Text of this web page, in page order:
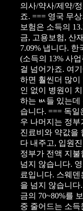
의사/약사/제약/
죠. === 영국 무
보험은 소득의
금, 고용보험, 산
7.09% 냅니다. 한
(소득의 13% 사
걸 넘어가죠. 여
하면 훨씬더 많이
인 없이 병원이
하는 ㅄ들 있는데
습니다. === 독일
우 나머지는 정부
진료비와 약값을
다 내주고, 입원
정부가 전액 지불
넘지 않습니다.
료입니다. 스웨덴
을 넘지 않습니다.
금의 70~80%를
중 줄어드는 소